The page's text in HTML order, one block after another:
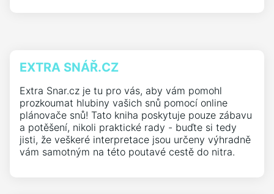
EXTRA SNÁŘ.CZ
Extra Snar.cz je tu pro vás, aby vám pomohl
prozkoumat hlubiny vašich snů pomocí online
plánovače snů! Tato kniha poskytuje pouze zábavu
a potěšení, nikoli praktické rady - buďte si tedy
jisti, že veškeré interpretace jsou určeny výhradně
vám samotným na této poutavé cestě do nitra.